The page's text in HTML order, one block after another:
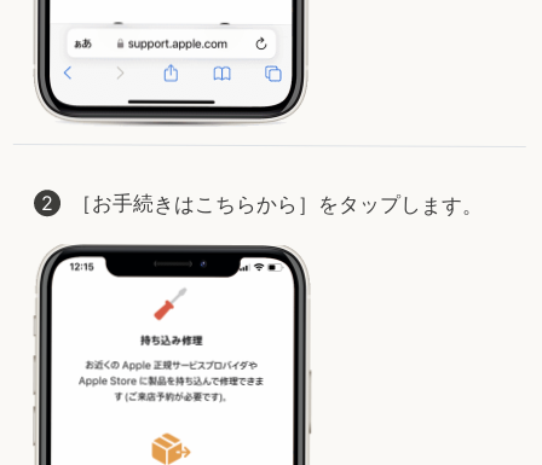
［お手続きはこちらから］をタップします。